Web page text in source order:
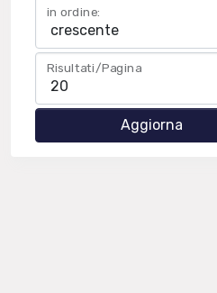
in ordine:
Risultati/Pagina